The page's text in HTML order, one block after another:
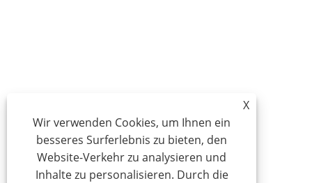
X
Wir verwenden Cookies, um Ihnen ein
besseres Surferlebnis zu bieten, den
Website-Verkehr zu analysieren und
Inhalte zu personalisieren. Durch die